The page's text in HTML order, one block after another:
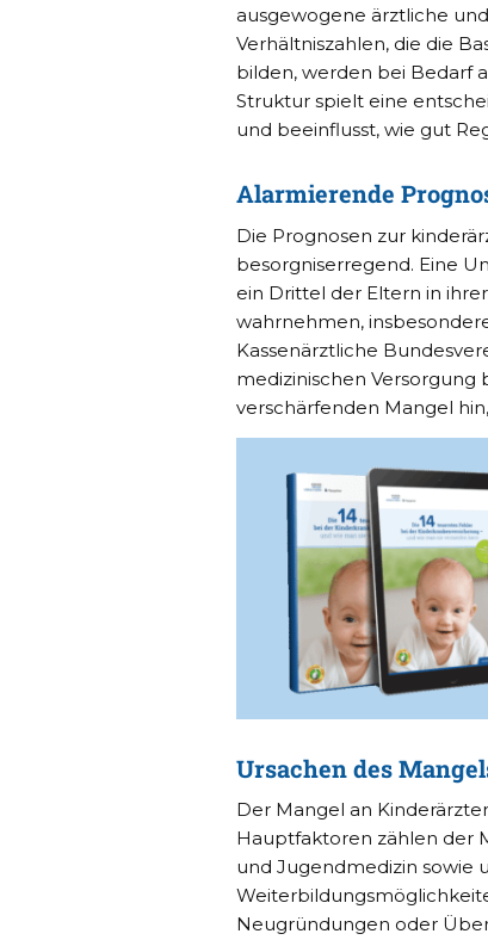
ausgewogene ärztliche
Verhältniszahlen, die die
bilden, werden bei Bedarf
Struktur spielt eine
und beeinflusst, wie gut
Alarmierende
Die Prognosen zur
besorgniserregend. Eine
ein Drittel der Eltern in
wahrnehmen,
Kassenärztliche
medizinischen Versorgung
verschärfenden Mangel
Ursachen des
Der Mangel an
Hauptfaktoren zählen der
und Jugendmedizin sowie
Neugründungen oder